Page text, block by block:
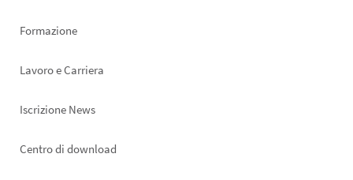
Formazione
Lavoro e Carriera
Iscrizione News
Footer
Centro di download